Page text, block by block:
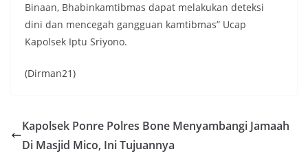
Binaan, Bhabinkamtibmas dapat melakukan deteksi
dini dan mencegah gangguan kamtibmas” Ucap
Kapolsek Iptu Sriyono.
(Dirman21)
Kapolsek Ponre Polres Bone Menyambangi Jamaah
Di Masjid Mico, Ini Tujuannya